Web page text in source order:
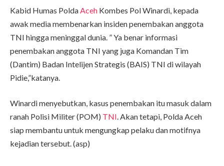
Kabid Humas PoldaAceh Kombes Pol Winardi, kepada
awak media membenarkan insiden penembakan anggota
TNI hingga meninggal dunia. ” Ya benar informasi
penembakan anggota TNI yang juga Komandan Tim
(Dantim) Badan Intelijen Strategis (BAIS) TNI di wilayah
Pidie,”katanya.
Winardi menyebutkan, kasus penembakan itu masuk dalam
ranah Polisi Militer (POM) TNI. Akan tetapi, Polda Aceh
siap membantu untuk mengungkap pelaku dan motifnya
kejadian tersebut. (asp)